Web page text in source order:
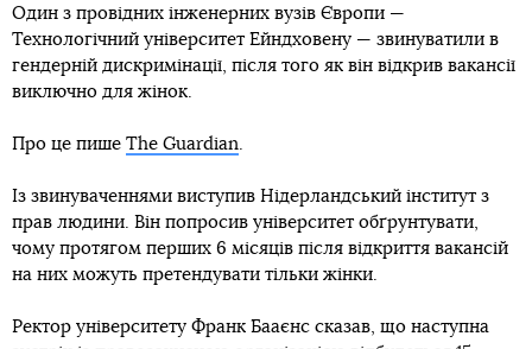
Один з провідних інженерних вузів Європи —
Технологічний університет Ейндховену — звинуватили в
гендерній дискримінації, після того як він відкрив вакансії
виключно для жінок.
Про це пише The Guardian
Із звинуваченнями виступив Нідерландський інститут з
прав людини. Він попросив університет обґрунтувати,
чому протягом перших 6 місяців після відкриття вакансій
на них можуть претендувати тільки жінки.
Ректор університету Франк Бааєнс сказав, що наступна